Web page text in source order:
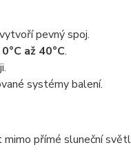
pevný spoj.
0°C až 40°C.
systémy balení.
přímé sluneční